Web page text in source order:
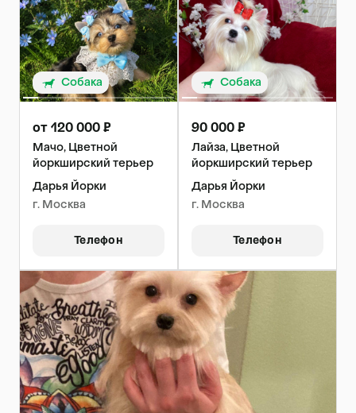
Собака
от 120 000 ₽
Мачо, Цветной
йоркширский терьер
Дарья Йорки
г. Москва
Телефон
Собака
90 000 ₽
Лайза, Цветной
йоркширский терьер
Дарья Йорки
г. Москва
Телефон